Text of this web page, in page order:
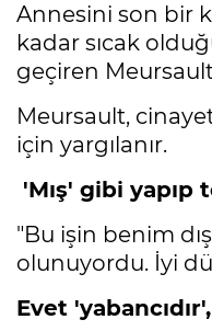
Annesini son bir
kadar sıcak
geçiren
Meursault,
için yargılanır.
'Mış' gibi
"Bu işin benim
olunuyordu. İyi
Evet